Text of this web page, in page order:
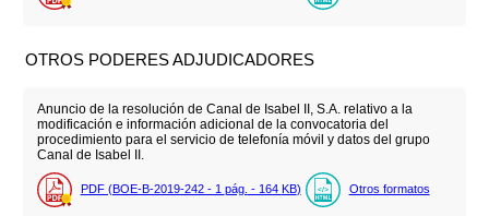
OTROS PODERES ADJUDICADORES
Anuncio de la resolución de Canal de Isabel II, S.A. relativo a la
modificación e información adicional de la convocatoria del
procedimiento para el servicio de telefonía móvil y datos del grupo
Canal de Isabel II.
PDF (BOE-B-2019-242 - 1 pág. - 164 KB) Otros formatos